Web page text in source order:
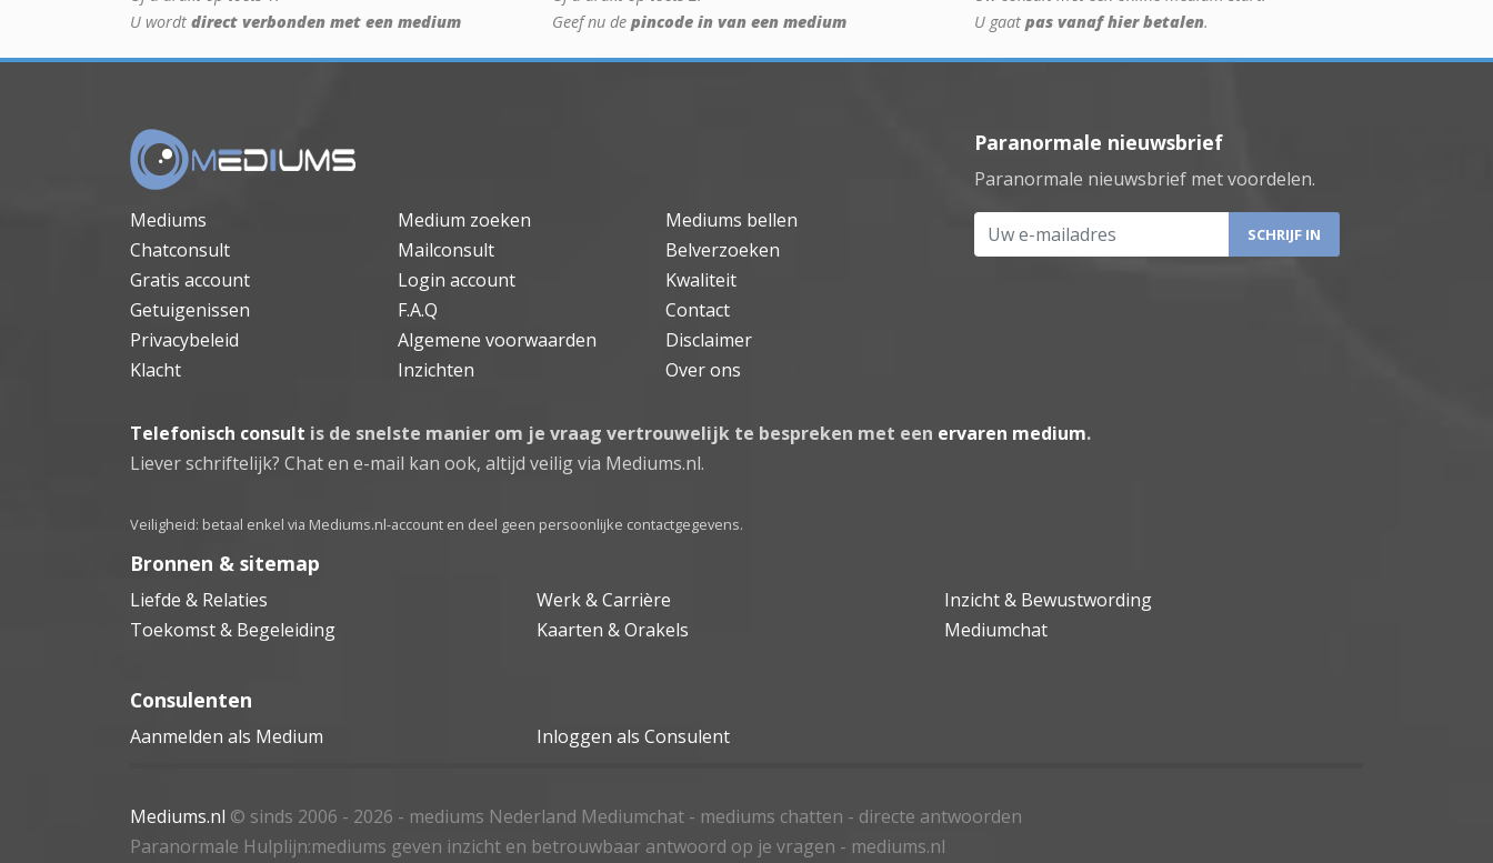
U wordt direct verbonden met een medium
Geef nu de pincode in van een medium
U gaat pas vanaf hier betalen.
Mediums Medium zoeken
Mediums bellen
Chatconsult
Mailconsult
Belverzoeken
Gratis account
Login account
Kwaliteit
Getuigenissen
F.A.Q
Contact
Privacybeleid
Algemene voorwaarden
Disclaimer
Klacht
Inzichten Over ons
Paranormale nieuwsbrief
Paranormale nieuwsbrief met voordelen.
Uw e-mailadres
Telefonisch consult is de snelste manier om je vraag vertrouwelijk te bespreken met een ervaren medium.
Liever schriftelijk? Chat en e-mail kan ook, altijd veilig via Mediums.nl.
Veiligheid: betaal enkel via Mediums.nl-account en deel geen persoonlijke contactgegevens.
Bronnen & sitemap
Liefde & Relaties Werk & Carrière
Inzicht & Bewustwording
Toekomst & Begeleiding
Kaarten & Orakels Mediumchat
Consulenten
Aanmelden als Medium Inloggen als Consulent
Mediums.nl © sinds 2006 - 2026 - mediums Nederland Mediumchat - mediums chatten - directe antwoorden
Paranormale Hulplijn:mediums geven inzicht en betrouwbaar antwoord op je vragen - mediums.nl